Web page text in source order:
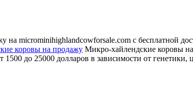
microminihighlandcowforsale.com с бесплатной
коровы на продажу Микро-хайлендские коровы
до 25000 долларов в зависимости от генетики,